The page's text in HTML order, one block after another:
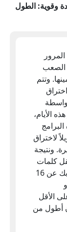
وقوية: الطول
الصعب
وتتم
الأيام،
لاختراق
ونتيجة
كلمات
المرور الخاصة بك عن 16
الأقل
أطول من